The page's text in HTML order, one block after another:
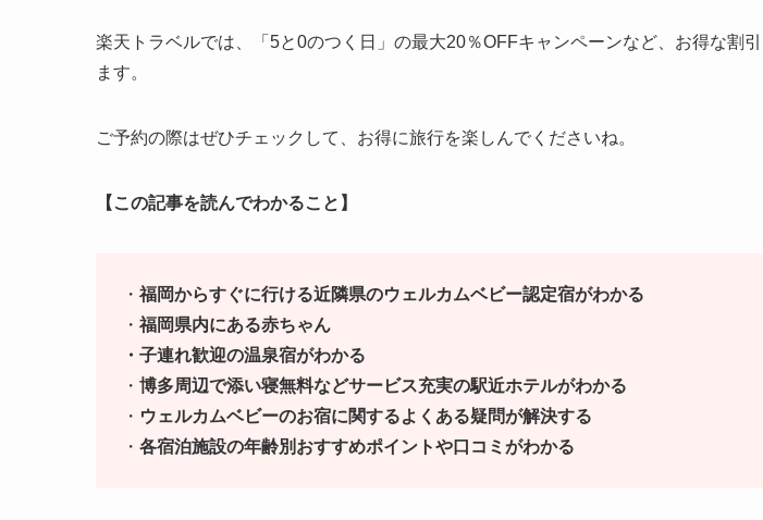
楽天トラベルでは、「5と0のつく日」の最大20％OFFキャンペーンなど、お得な割
ます。
ご予約の際はぜひチェックして、お得に旅行を楽しんでくださいね。
【この記事を読んでわかること】
・ 福岡からすぐに行ける近隣県のウェルカムベビー認定宿がわかる
・ 福岡県内にある赤ちゃん
・子連れ歓迎の温泉宿がわかる
・ 博多周辺で添い寝無料などサービス充実の駅近ホテルがわかる
・ ウェルカムベビーのお宿に関するよくある疑問が解決する
・ 各宿泊施設の年齢別おすすめポイントや口コミがわかる